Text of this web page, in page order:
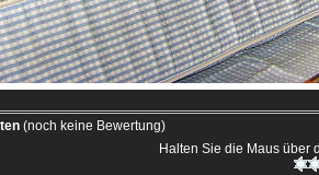
(noch keine Bewertung)
Halten Sie die Maus über